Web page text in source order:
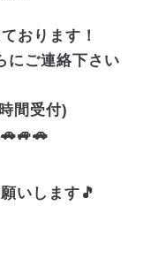
おります！
にご連絡下さい
間受付)
いします🎵